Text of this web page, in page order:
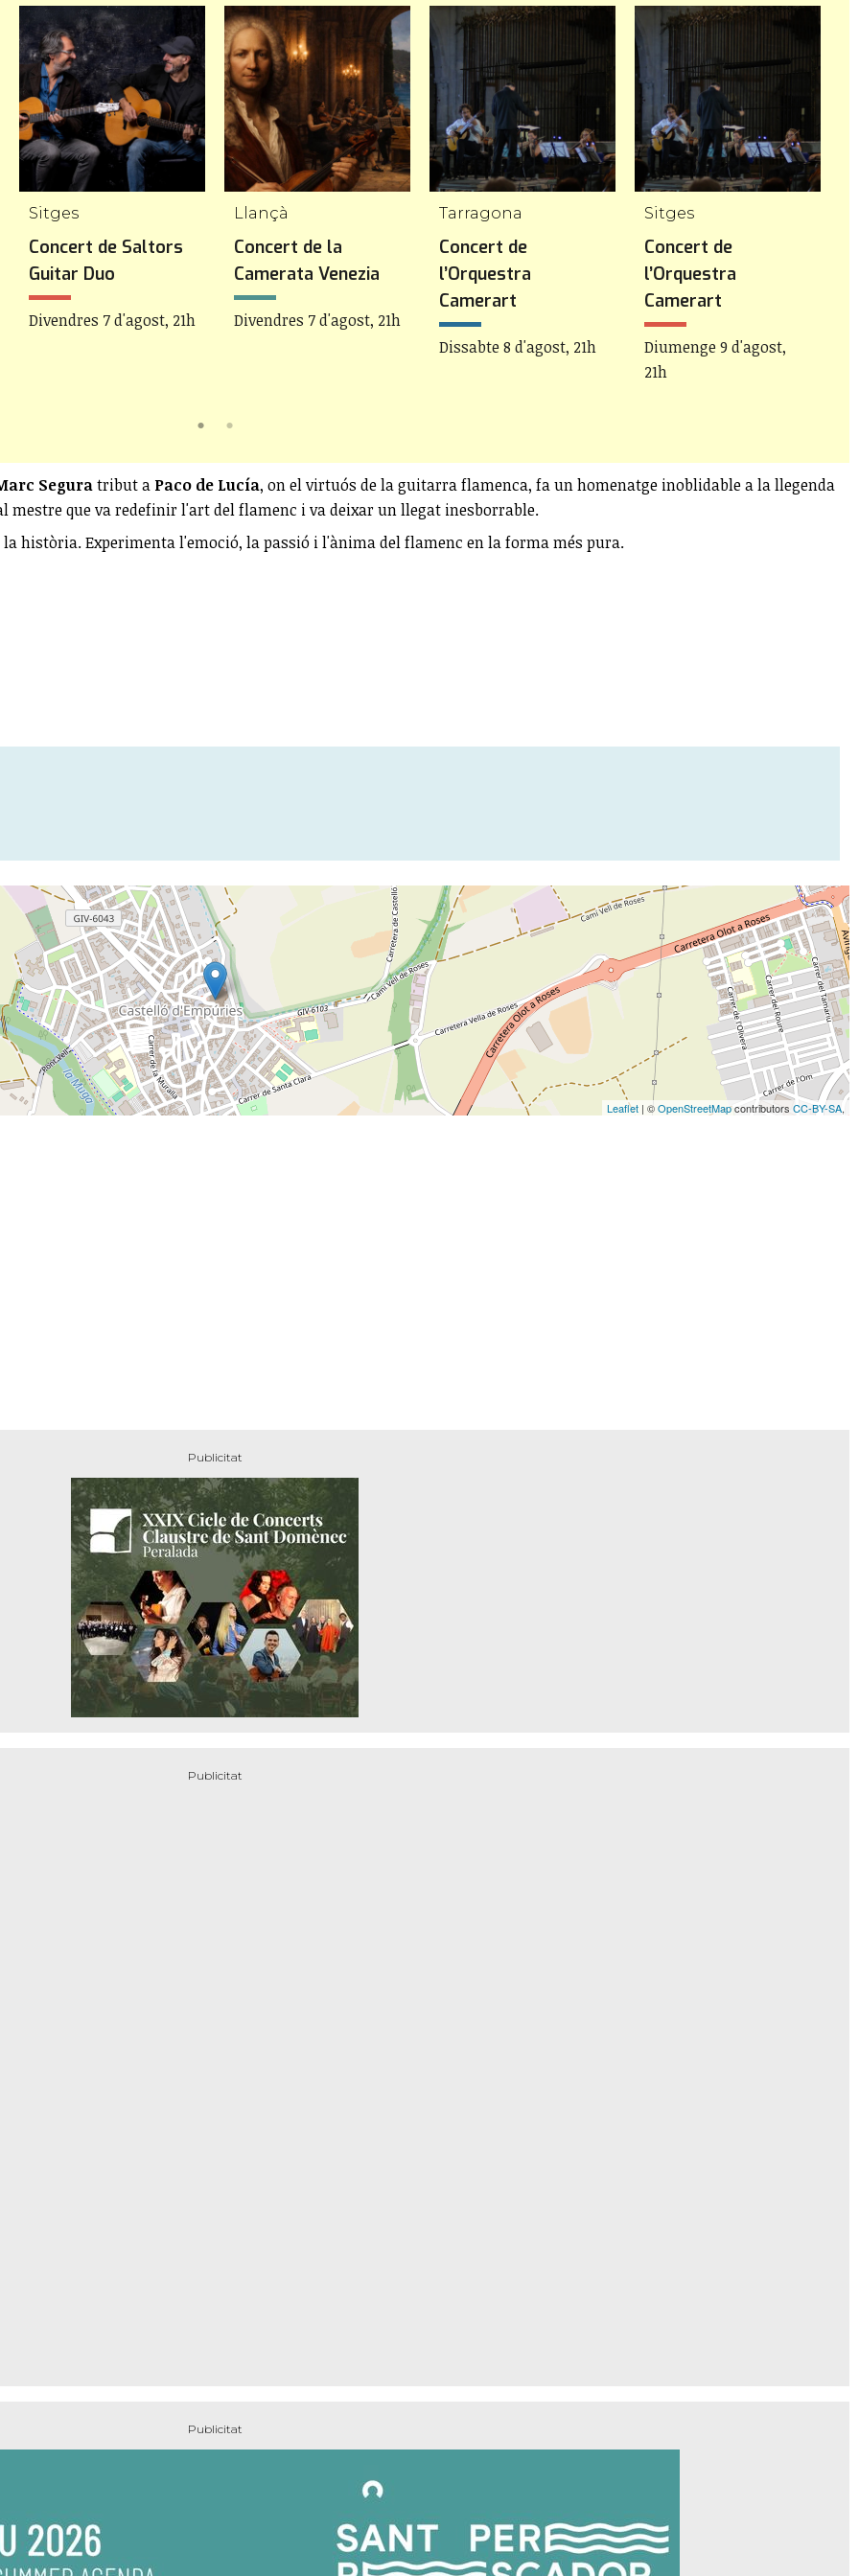
Sitges
Concert de Saltors
Guitar Duo
Divendres 7 d'agost, 21h
Llançà
Concert de la
Camerata Venezia
Divendres 7 d'agost, 21h
Tarragona
Concert de
l’Orquestra
Camerart
Dissabte 8 d'agost, 21h
Sitges
Concert de
l’Orquestra
Camerart
Diumenge 9 d'agost,
21h
Seguratribut a Paco de Lucía, on el virtuós de la guitarra flamenca, fa un homenatge inoblidable a la llegenda
mestre que va redefinir l'art del flamenc i va deixar un llegat inesborrable.
història. Experimenta l'emoció, la passió i l'ànima del flamenc en la forma més pura.
Leaflet | ©OpenStreetMapcontributors CC-BY-SA,